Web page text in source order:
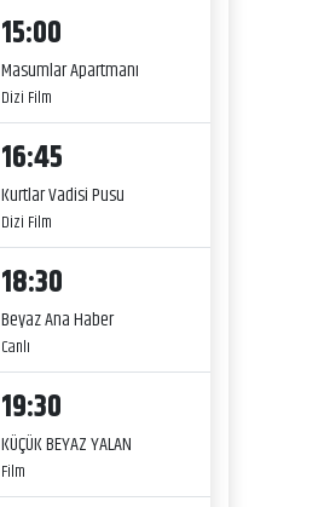
15:00
Masumlar Apartmanı
Dizi Film
16:45
Kurtlar Vadisi Pusu
Dizi Film
18:30
Beyaz Ana Haber
Canlı
19:30
KÜÇÜK BEYAZ YALAN
Film